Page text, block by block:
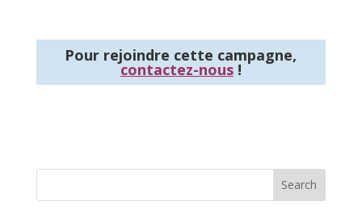
Pour rejoindre cette campagne,
contactez-nous!
Search